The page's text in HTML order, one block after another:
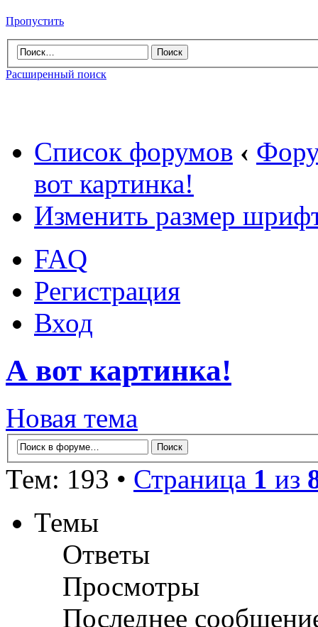
Пропустить
Расширенный поиск
Список форумов ‹
вот картинка!
Изменить размер
FAQ
Регистрация
Вход
А вот картинка!
Новая тема
Тем: 193 • Страница 1 из
Темы
Ответы
Просмотры
Последнее